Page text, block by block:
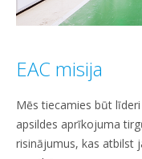
EAC misija
Mēs tiecamies būt
apsildes aprīkojuma
risinājumus, kas atbilst